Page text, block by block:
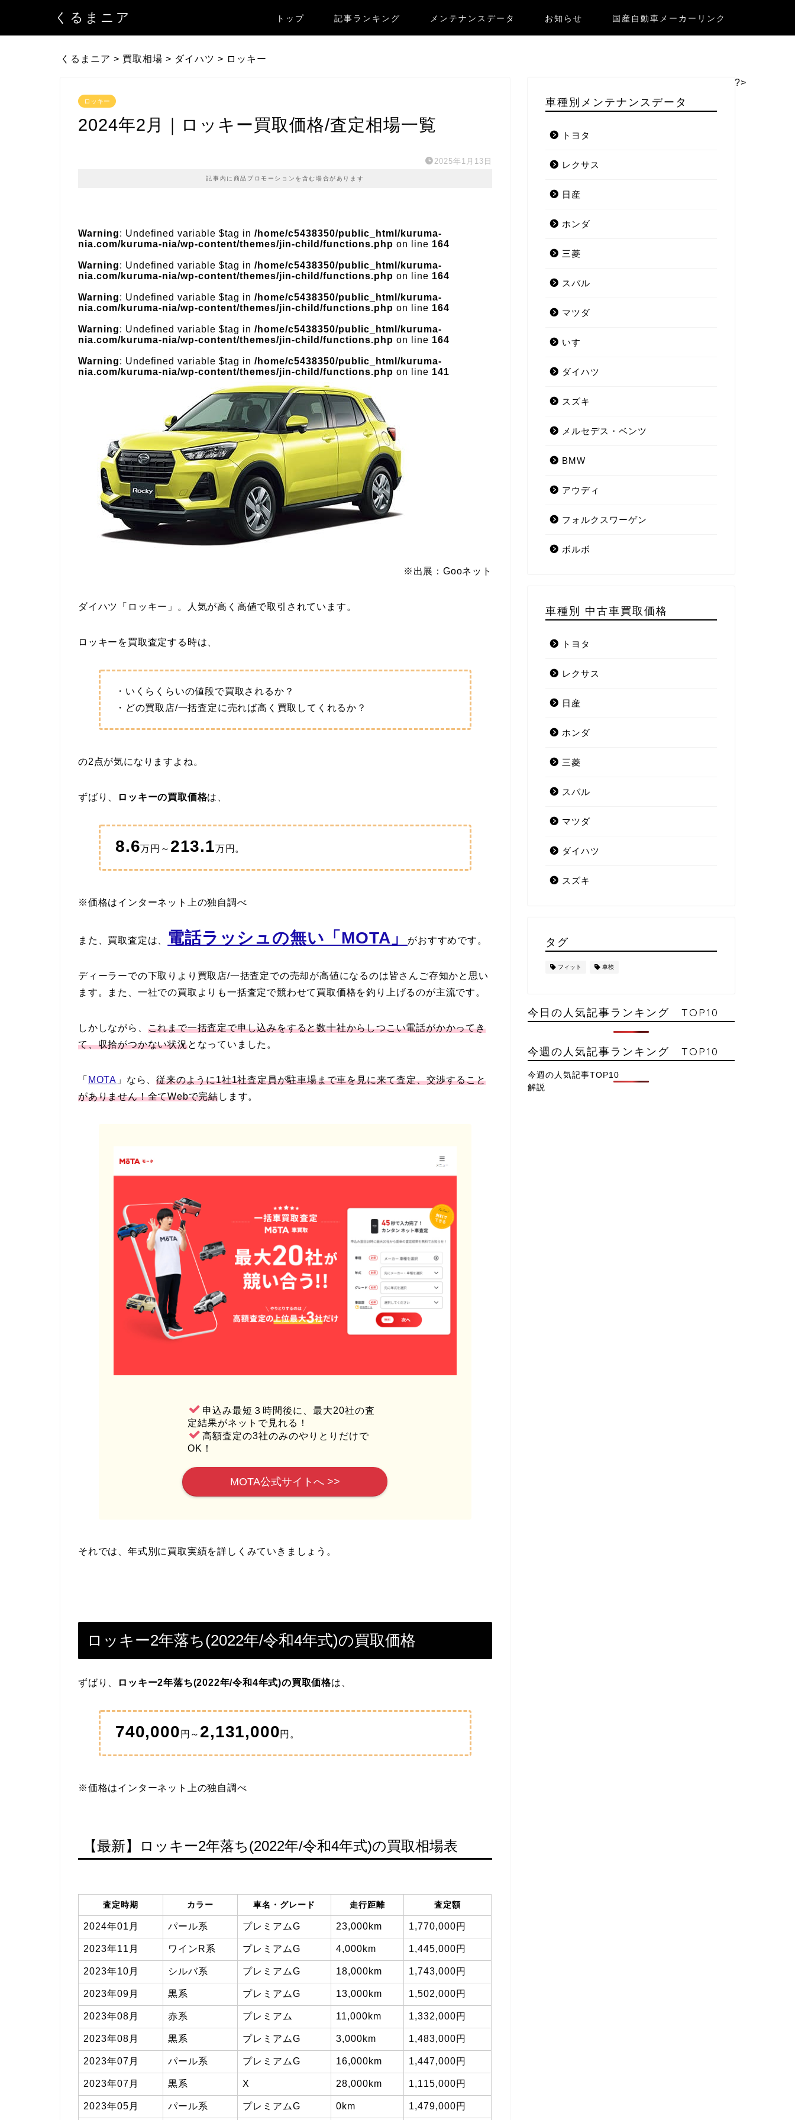
くるまニア トップ 記事ランキング メンテナンスデータ お知らせ 国産自動車メーカーリンク
くるまニア > 買取相場 > ダイハツ > ロッキー
?>
ロッキー
2024年2月｜ロッキー買取価格/査定相場一覧
2025年1月13日
記事内に商品プロモーションを含む場合があります
Warning: Undefined variable $tag in /home/c5438350/public_html/kuruma-
nia.com/kuruma-nia/wp-content/themes/jin-child/functions.php on line 164
Warning: Undefined variable $tag in /home/c5438350/public_html/kuruma-
nia.com/kuruma-nia/wp-content/themes/jin-child/functions.php on line 164
Warning: Undefined variable $tag in /home/c5438350/public_html/kuruma-
nia.com/kuruma-nia/wp-content/themes/jin-child/functions.php on line 164
Warning: Undefined variable $tag in /home/c5438350/public_html/kuruma-
nia.com/kuruma-nia/wp-content/themes/jin-child/functions.php on line 164
Warning: Undefined variable $tag in /home/c5438350/public_html/kuruma-
nia.com/kuruma-nia/wp-content/themes/jin-child/functions.php on line 141
※出展：Gooネット
ダイハツ「ロッキー」。人気が高く高値で取引されています。
ロッキーを買取査定する時は、
・いくらくらいの値段で買取されるか？
・どの買取店/一括査定に売れば高く買取してくれるか？
の2点が気になりますよね。
ずばり、 ロッキーの買取価格は、
8.6万円～ 213.1万円。
※価格はインターネット上の独自調べ
また、買取査定は、 電話ラッシュの無い「MOTA」 がおすすめです。
ディーラーでの下取りより買取店/一括査定での売却が高値になるのは皆さんご存知かと思い
ます。また、一社での買取よりも一括査定で競わせて買取価格を釣り上げるのが主流です。
しかしながら、 これまで一括査定で申し込みをすると数十社からしつこい電話がかかってき
て、収拾がつかない状況となっていました。
「 MOTA 」なら、従来のように1社1社査定員が駐車場まで車を見に来て査定、交渉すること
がありません！全てWebで完結します。
申込み最短３時間後に、最大20社の査
定結果がネットで見れる！
高額査定の3社のみのやりとりだけで
OK！
MOTA公式サイトへ >>
それでは、年式別に買取実績を詳しくみていきましょう。
ロッキー2年落ち(2022年/令和4年式)の買取価格
ずばり、 ロッキー2年落ち(2022年/令和4年式)の買取価格は、
740,000 円～ 2,131,000円。
※価格はインターネット上の独自調べ
【最新】ロッキー2年落ち(2022年/令和4年式)の買取相場表
査定時期 カラー 車名・グレード 走行距離 査定額
2024年01月 パール系 プレミアムG 23,000km 1,770,000円
2023年11月 ワインR系 プレミアムG 4,000km 1,445,000円
2023年10月 シルバ系 プレミアムG 18,000km 1,743,000円
2023年09月 黒系 プレミアムG 13,000km 1,502,000円
2023年08月 赤系 プレミアム 11,000km 1,332,000円
2023年08月 黒系 プレミアムG 3,000km 1,483,000円
2023年07月 パール系 プレミアムG 16,000km 1,447,000円
2023年07月 黒系 X 28,000km 1,115,000円
2023年05月 パール系 プレミアムG 0km 1,479,000円
車種別メンテナンスデータ
トヨタ
レクサス
日産
ホンダ
三菱
スバル
マツダ
いすゞ
ダイハツ
スズキ
メルセデス・ベンツ
BMW
アウディ
フォルクスワーゲン
ボルボ
車種別 中古車買取価格
トヨタ
レクサス
日産
ホンダ
三菱
スバル
マツダ
ダイハツ
スズキ
タグ
フィット 車検
今日の人気記事ランキング TOP10
今週の人気記事ランキング TOP10
今週の人気記事TOP10
解説